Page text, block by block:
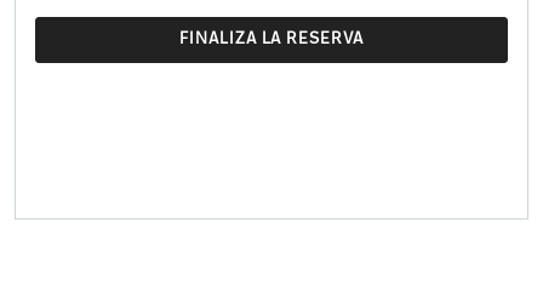
FINALIZA LA RESERVA